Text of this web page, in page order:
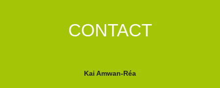
CONTACT
Kai Amwan-Réa